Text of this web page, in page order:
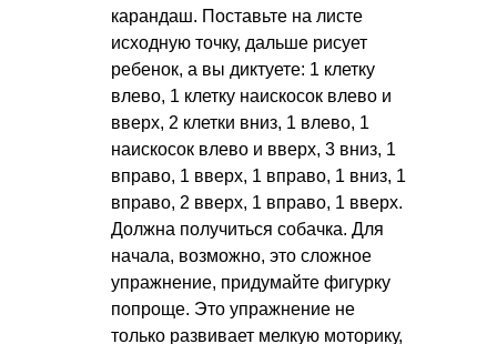
карандаш. Поставьте на листе
исходную точку, дальше рисует
ребенок, а вы диктуете: 1 клетку
влево, 1 клетку наискосок влево и
вверх, 2 клетки вниз, 1 влево, 1
наискосок влево и вверх, 3 вниз, 1
вправо, 1 вверх, 1 вправо, 1 вниз, 1
вправо, 2 вверх, 1 вправо, 1 вверх.
Должна получиться собачка. Для
начала, возможно, это сложное
упражнение, придумайте фигурку
попроще. Это упражнение не
только развивает мелкую моторику,